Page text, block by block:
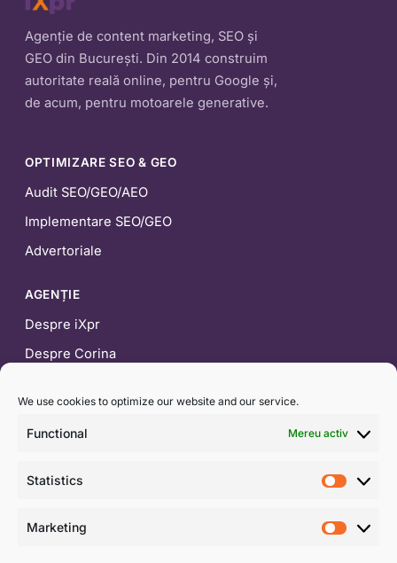
We use cookies to optimize our website and our service.
Functional Mereu activ
Statistics
Marketing
Agenție de content marketing, SEO și
GEO din București. Din 2014 construim
autoritate reală online, pentru Google și,
de acum, pentru motoarele generative.
OPTIMIZARE SEO & GEO
Audit SEO/GEO/AEO
Implementare SEO/GEO
Advertoriale
AGENȚIE
Despre iXpr
Despre Corina
CONTACT
contact@ixpr.ro